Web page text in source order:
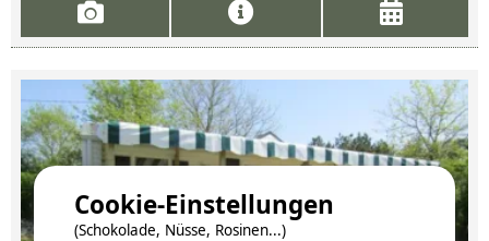
Cookie-Einstellungen
(Schokolade, Nüsse, Rosinen...)